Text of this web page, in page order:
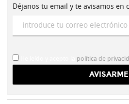
Déjanos tu email y te avisamos en
política de